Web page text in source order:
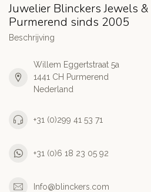
Juwelier Blinckers Jewels
Purmerend sinds 2005
Beschrijving
Willem Eggertstraat 5a
1441 CH Purmerend
Nederland
+31 (0)299 41 53 71
+31 (0)6 18 23 05 92
Info@blinckers.com